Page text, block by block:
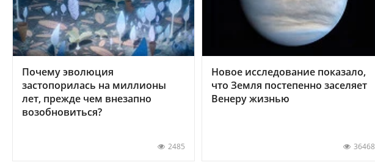
Почему эволюция
застопорилась на миллионы
лет, прежде чем внезапно
возобновиться?
2485
Новое исследование показало,
что Земля постепенно заселяет
Венеру жизнью
36468